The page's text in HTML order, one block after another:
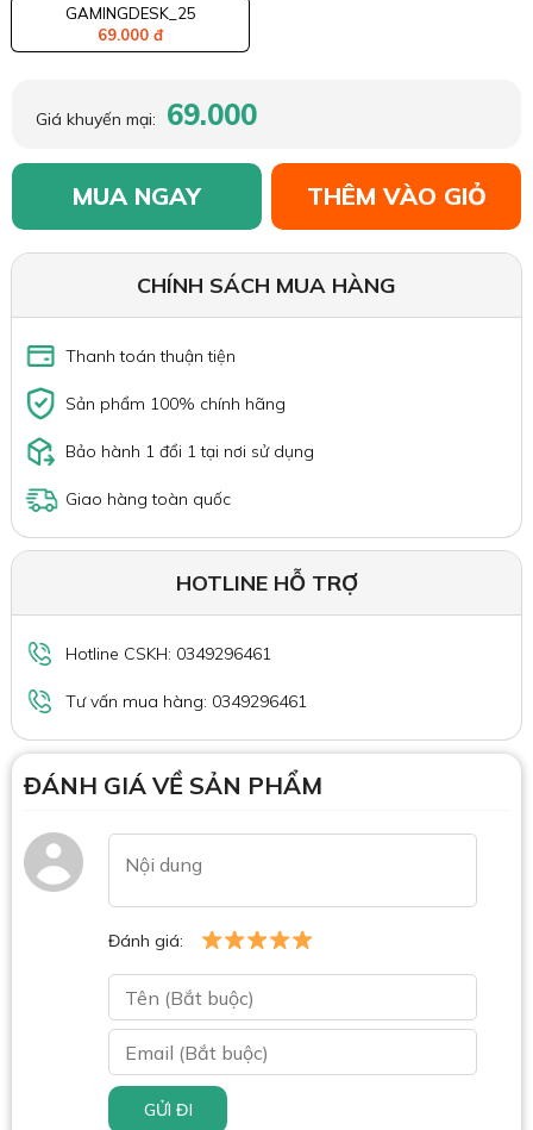
GAMINGDESK_25
69.000 đ
Giá khuyến mại: 69.000
MUA NGAY THÊM VÀO GIỎ
CHÍNH SÁCH MUA HÀNG
Thanh toán thuận tiện
Sản phẩm 100% chính hãng
Bảo hành 1 đổi 1 tại nơi sử dụng
Giao hàng toàn quốc
HOTLINE HỖ TRỢ
Hotline CSKH: 0349296461
Tư vấn mua hàng: 0349296461
ĐÁNH GIÁ VỀ SẢN PHẨM
Đánh giá:
GỬI ĐI